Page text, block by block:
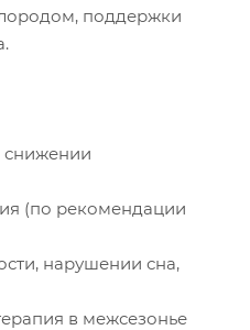
поддержки
снижении
(по рекомендации
нарушении сна,
в межсезонье